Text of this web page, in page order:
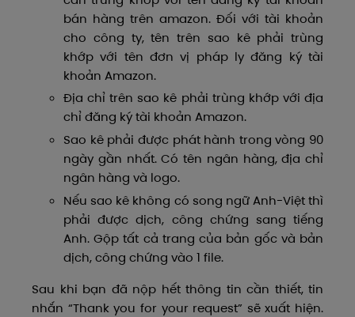
bán hàng trên amazon. Đối với tài khoản
cho công ty, tên trên sao kê phải trùng
khớp với tên đơn vị pháp ly đăng ký tài
khoản Amazon.
Địa chỉ trên sao kê phải trùng khớp với địa
chỉ đăng ký tài khoản Amazon.
Sao kê phải được phát hành trong vòng 90
ngày gần nhất. Có tên ngân hàng, địa chỉ
ngân hàng và logo.
Nếu sao kê không có song ngữ Anh-Việt thì
phải được dịch, công chứng sang tiếng
Anh. Gộp tất cả trang của bản gốc và bản
dịch, công chứng vào 1 file.
Sau khi bạn đã nộp hết thông tin cần thiết, tin
nhắn “Thank you for your request” sẽ xuất hiện.